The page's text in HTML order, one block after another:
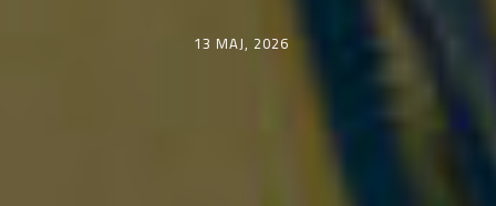
13 MAJ, 2026